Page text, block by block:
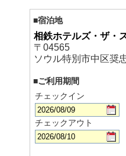
■宿泊地
相鉄ホテルズ・ザ・
〒04565
ソウル特別市中区奨
■ご利用期間
チェックイン
チェックアウト